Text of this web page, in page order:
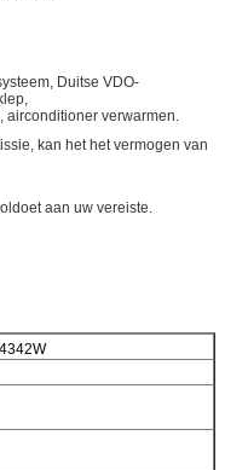
Duitse VDO-
airconditioner verwarmen.
kan het het vermogen van
aan uw vereiste.